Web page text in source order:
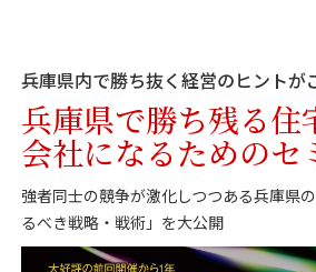
事業本部理念
会社概要
03-6281-9596
兵庫県内で勝ち抜く経営のヒントが
兵庫県で勝ち残る住
会社になるためのセ
強者同士の競争が激化しつつある兵庫県
るべき戦略・戦術」を大公開